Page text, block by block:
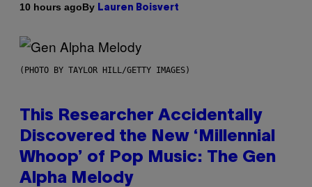
10 hours agoBy Lauren Boisvert
(PHOTO BY TAYLOR HILL/GETTY IMAGES)
This Researcher Accidentally
Discovered the New ‘Millennial
Whoop’ of Pop Music: The Gen
Alpha Melody